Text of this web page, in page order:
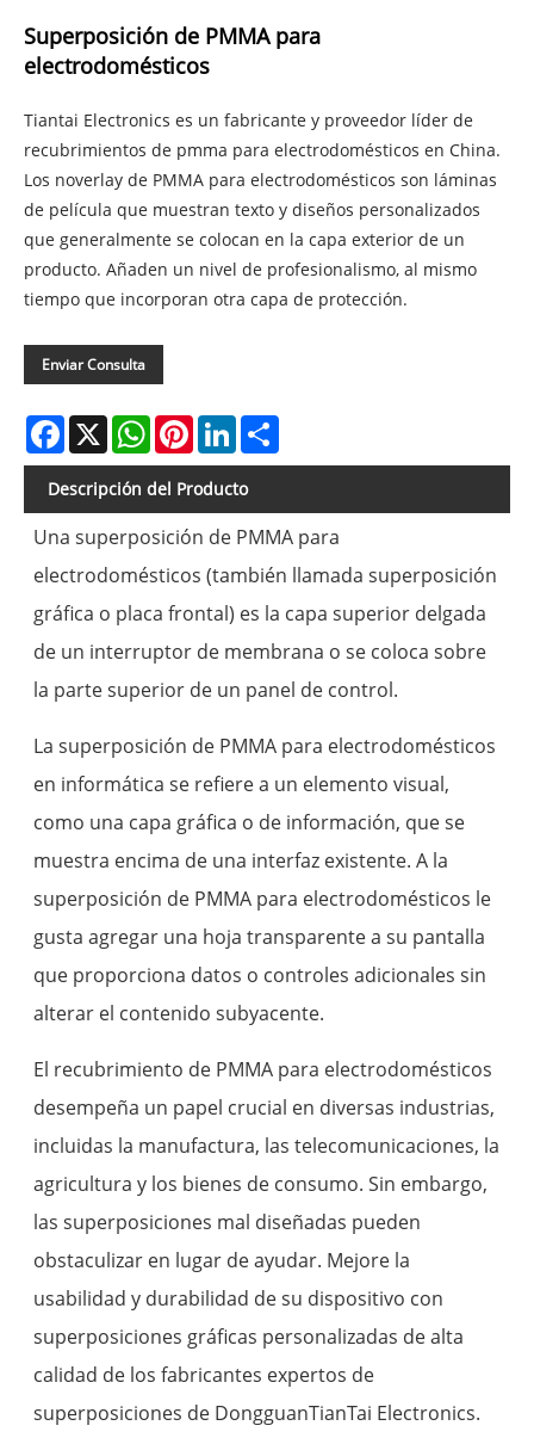
Superposición de PMMA para
electrodomésticos
Tiantai Electronics es un fabricante y proveedor líder de
recubrimientos de pmma para electrodomésticos en China.
Los noverlay de PMMA para electrodomésticos son láminas
de película que muestran texto y diseños personalizados
que generalmente se colocan en la capa exterior de un
producto. Añaden un nivel de profesionalismo, al mismo
tiempo que incorporan otra capa de protección.
Enviar Consulta
Facebook
X WhatsAppPinterestLinkedIn
Descripción del Producto
Una superposición de PMMA para
electrodomésticos (también llamada superposición
gráfica o placa frontal) es la capa superior delgada
de un interruptor de membrana o se coloca sobre
la parte superior de un panel de control.
La superposición de PMMA para electrodomésticos
en informática se refiere a un elemento visual,
como una capa gráfica o de información, que se
muestra encima de una interfaz existente. A la
superposición de PMMA para electrodomésticos le
gusta agregar una hoja transparente a su pantalla
que proporciona datos o controles adicionales sin
alterar el contenido subyacente.
El recubrimiento de PMMA para electrodomésticos
desempeña un papel crucial en diversas industrias,
incluidas la manufactura, las telecomunicaciones, la
agricultura y los bienes de consumo. Sin embargo,
las superposiciones mal diseñadas pueden
obstaculizar en lugar de ayudar. Mejore la
usabilidad y durabilidad de su dispositivo con
superposiciones gráficas personalizadas de alta
calidad de los fabricantes expertos de
superposiciones de DongguanTianTai Electronics.